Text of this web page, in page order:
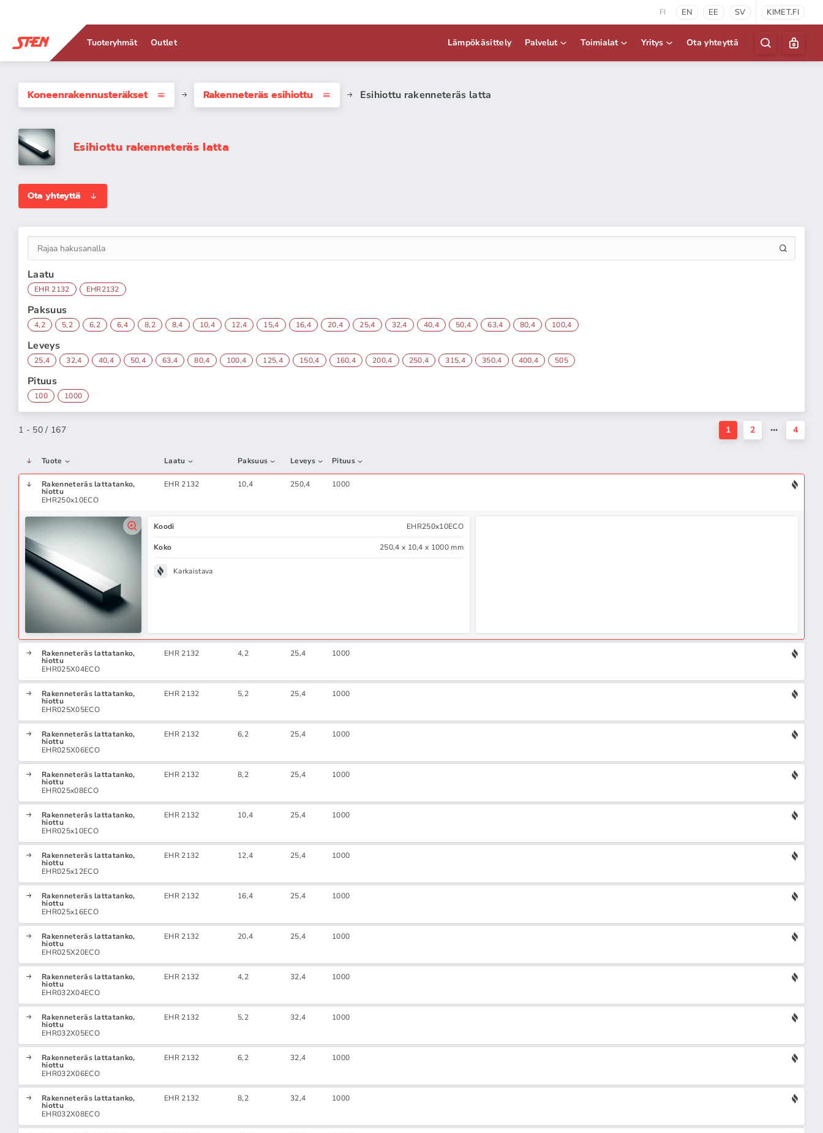
FI EN EE SV KIMET.FI
Tuoteryhmät Outlet Lämpökäsittely Palvelut Toimialat Yritys Ota yhteyttä
Koneenrakennus­teräkset Rakenneteräs esihiottu Esihiottu rakenneteräs latta
Esihiottu rakenneteräs latta
Ota yhteyttä
Laatu
EHR 2132 EHR2132
Paksuus
4,2 5,2 6,2 6,4 8,2 8,4 10,4 12,4 15,4 16,4 20,4 25,4 32,4 40,4 50,4 63,4 80,4 100,4
Leveys
25,4 32,4 40,4 50,4 63,4 80,4 100,4 125,4 150,4 160,4 200,4 250,4 315,4 350,4 400,4 505
Pituus
100 1000
1 - 50 / 167 1 2 4
Tuote Laatu Paksuus Leveys Pituus
Rakenneteräs lattatanko,
hiottu
EHR250x10ECO
EHR 2132 10,4 250,4 1000
Koodi EHR250x10ECO
Koko 250,4 x 10,4 x 1000 mm
Karkaistava
Rakenneteräs lattatanko,
hiottu
EHR025X04ECO
EHR 2132 4,2 25,4 1000
Rakenneteräs lattatanko,
hiottu
EHR025X05ECO
EHR 2132 5,2 25,4 1000
Rakenneteräs lattatanko,
hiottu
EHR025X06ECO
EHR 2132 6,2 25,4 1000
Rakenneteräs lattatanko,
hiottu
EHR025x08ECO
EHR 2132 8,2 25,4 1000
Rakenneteräs lattatanko,
hiottu
EHR025x10ECO
EHR 2132 10,4 25,4 1000
Rakenneteräs lattatanko,
hiottu
EHR025x12ECO
EHR 2132 12,4 25,4 1000
Rakenneteräs lattatanko,
hiottu
EHR025x16ECO
EHR 2132 16,4 25,4 1000
Rakenneteräs lattatanko,
hiottu
EHR025X20ECO
EHR 2132 20,4 25,4 1000
Rakenneteräs lattatanko,
hiottu
EHR032X04ECO
EHR 2132 4,2 32,4 1000
Rakenneteräs lattatanko,
hiottu
EHR032X05ECO
EHR 2132 5,2 32,4 1000
Rakenneteräs lattatanko,
hiottu
EHR032X06ECO
EHR 2132 6,2 32,4 1000
Rakenneteräs lattatanko,
hiottu
EHR032X08ECO
EHR 2132 8,2 32,4 1000